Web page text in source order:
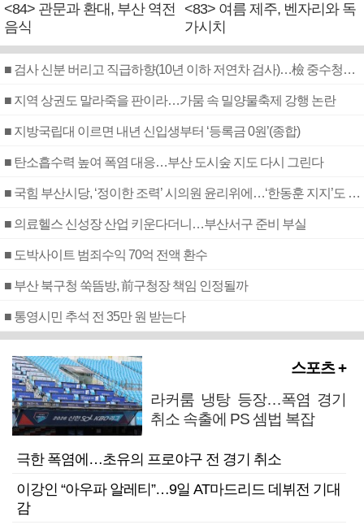
<84> 관문과 환대, 부산 역전
음식
<83> 여름 제주, 벤자리와 독
가시치
■ 검사 신분 버리고 직급하향(10년 이하 저연차 검사)…檢 중수청행 기피
■ 지역 상권도 말라죽을 판이라…가뭄 속 밀양물축제 강행 논란
■ 지방국립대 이르면 내년 신입생부터 ‘등록금 0원’(종합)
■ 탄소흡수력 높여 폭염 대응…부산 도시숲 지도 다시 그린다
■ 국힘 부산시당, ‘정이한 조력’ 시의원 윤리위에…‘한동훈 지지’도 신고접수
■ 의료헬스 신성장 산업 키운다더니…부산서구 준비 부실
■ 도박사이트 범죄수익 70억 전액 환수
■ 부산 북구청 쑥뜸방, 前구청장 책임 인정될까
■ 통영시민 추석 전 35만 원 받는다
스포츠 +
라커룸 냉탕 등장…폭염 경기
취소 속출에 PS 셈법 복잡
극한 폭염에…초유의 프로야구 전 경기 취소
이강인 “아우파 알레티”…9일 AT마드리드 데뷔전 기대
감